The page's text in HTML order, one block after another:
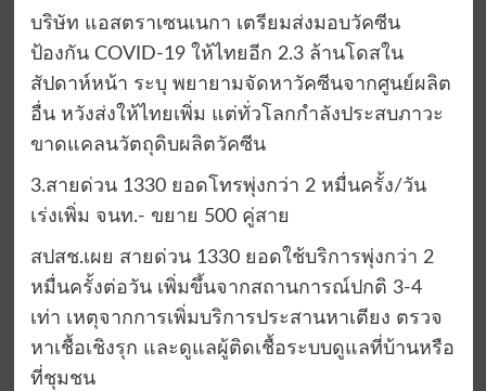
บริษัท แอสตราเซนเนกา เตรียมส่งมอบวัคซีน
ป้องกัน COVID-19 ให้ไทยอีก 2.3 ล้านโดสใน
สัปดาห์หน้า ระบุ พยายามจัดหาวัคซีนจากศูนย์ผลิต
อื่น หวังส่งให้ไทยเพิ่ม แต่ทั่วโลกกำลังประสบภาวะ
ขาดแคลนวัตถุดิบผลิตวัคซีน
3.สายด่วน 1330 ยอดโทรพุ่งกว่า 2 หมื่นครั้ง/วัน
เร่งเพิ่ม จนท.- ขยาย 500 คู่สาย
สปสช.เผย สายด่วน 1330 ยอดใช้บริการพุ่งกว่า 2
หมื่นครั้งต่อวัน เพิ่มขึ้นจากสถานการณ์ปกติ 3-4
เท่า เหตุจากการเพิ่มบริการประสานหาเตียง ตรวจ
หาเชื้อเชิงรุก และดูแลผู้ติดเชื้อระบบดูแลที่บ้านหรือ
ที่ชุมชน